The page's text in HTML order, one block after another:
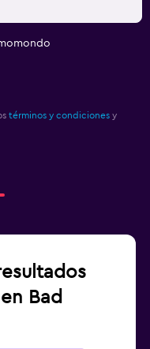
términos y condiciones y
Bad